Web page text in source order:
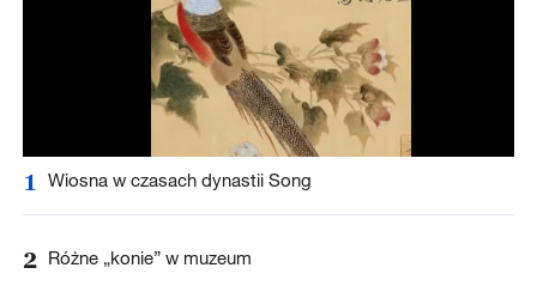
1 Wiosna w czasach dynastii Song
2 Różne „konie” w muzeum